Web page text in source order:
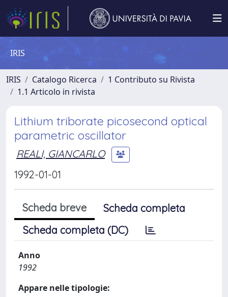
IRIS
IRIS Catalogo Ricerca
1 Contributo su Rivista
1.1 Articolo in rivista
Lithium triborate picosecond optical
parametric oscillator
REALI, GIANCARLO
1992-01-01
Scheda breve
Scheda completa
Scheda completa (DC)
Anno
1992
Appare nelle tipologie: